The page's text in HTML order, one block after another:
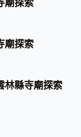
廟探索
林縣寺廟探索